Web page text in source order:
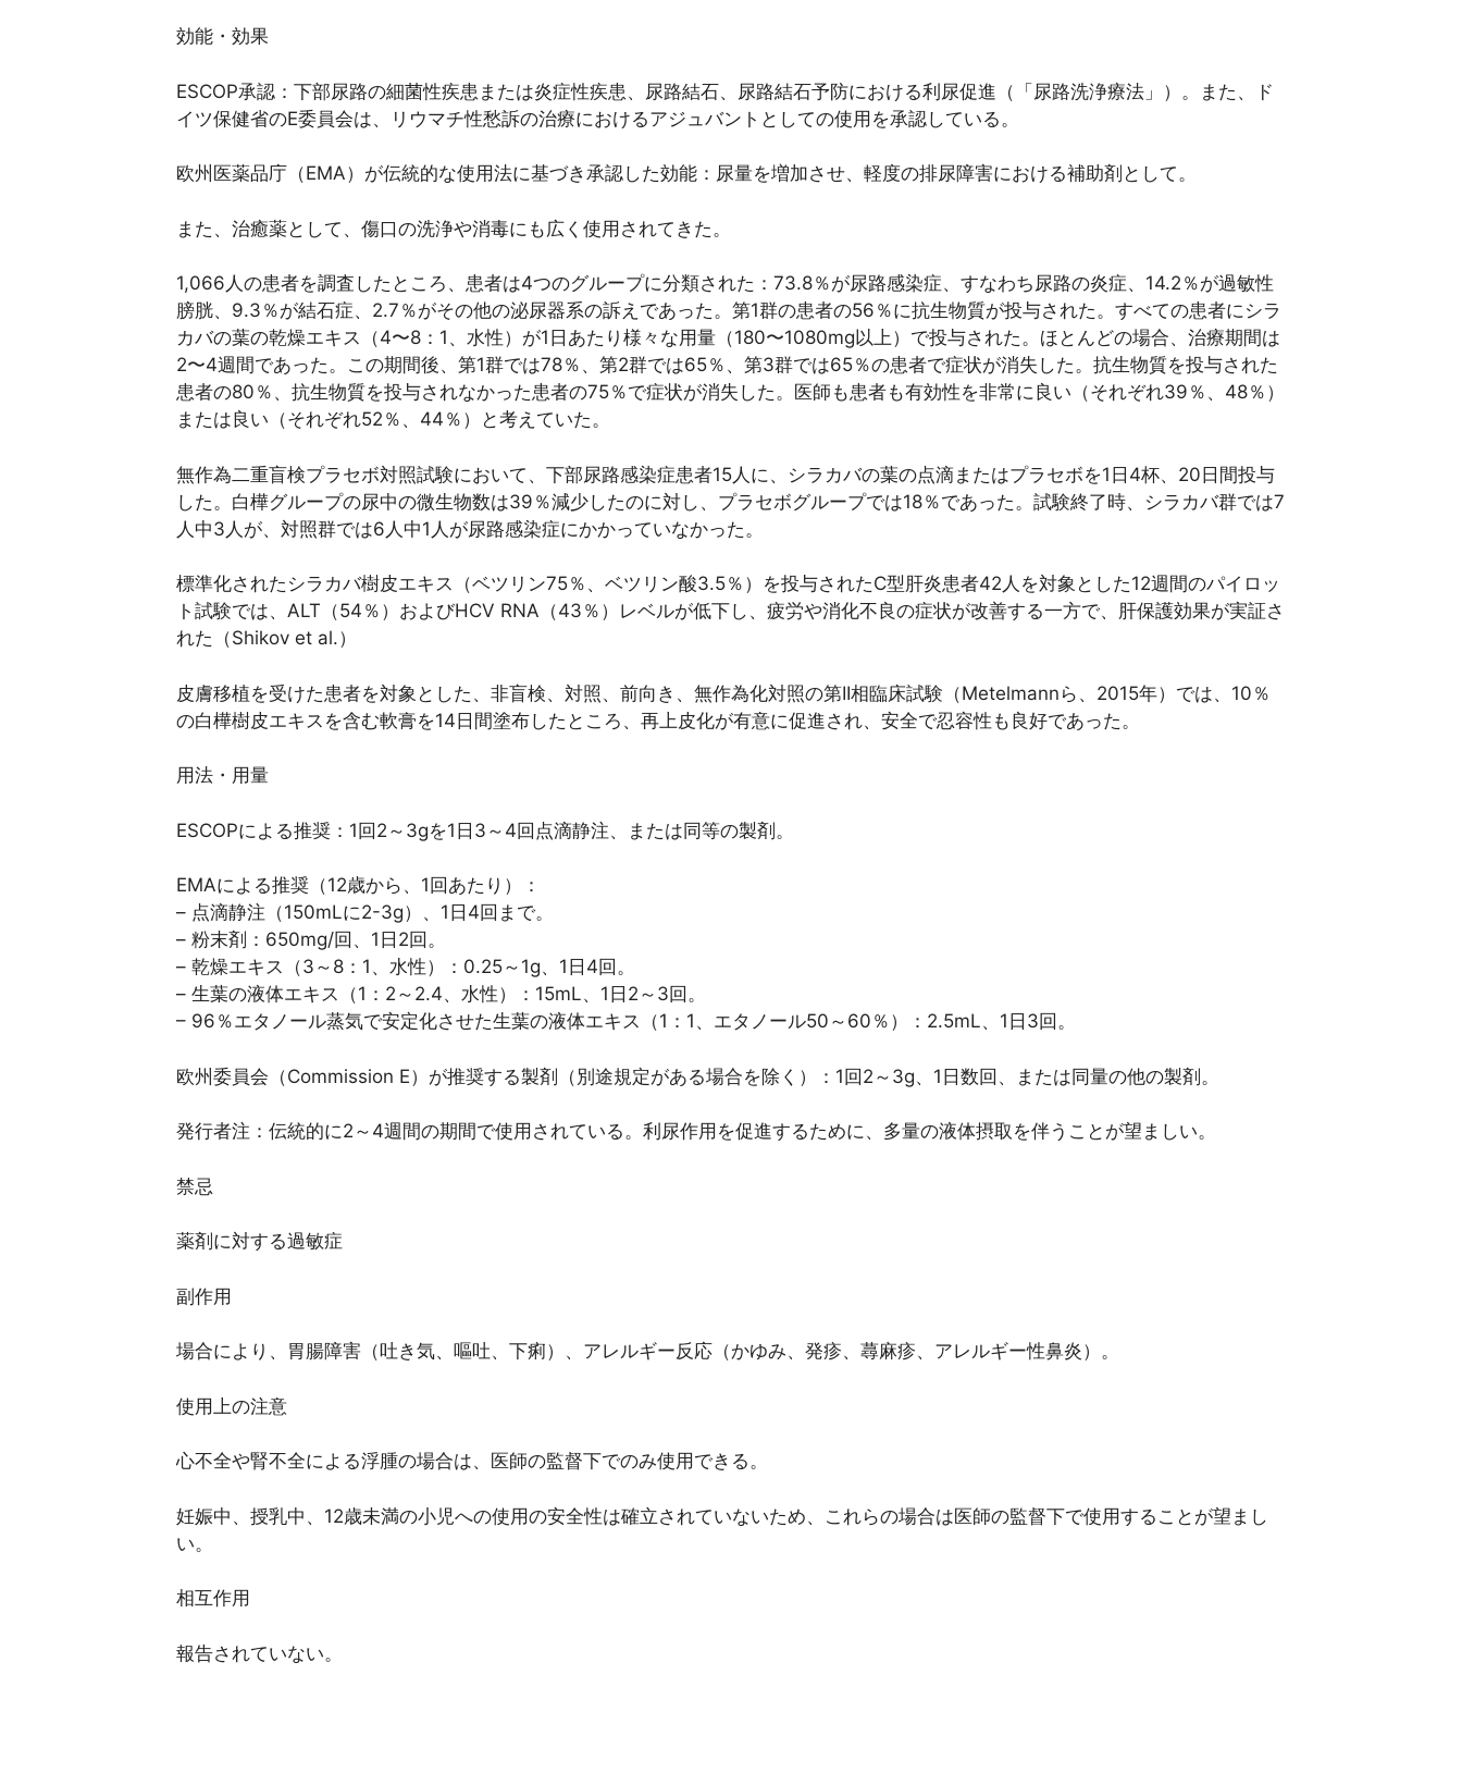
効能・効果
ESCOP承認：下部尿路の細菌性疾患または炎症性疾患、尿路結石、尿路結石予防における利尿促進（「尿路洗浄療法」）。また、ド
イツ保健省のE委員会は、リウマチ性愁訴の治療におけるアジュバントとしての使用を承認している。
欧州医薬品庁（EMA）が伝統的な使用法に基づき承認した効能：尿量を増加させ、軽度の排尿障害における補助剤として。
また、治癒薬として、傷口の洗浄や消毒にも広く使用されてきた。
1,066人の患者を調査したところ、患者は4つのグループに分類された：73.8％が尿路感染症、すなわち尿路の炎症、14.2％が過敏性
膀胱、9.3％が結石症、2.7％がその他の泌尿器系の訴えであった。第1群の患者の56％に抗生物質が投与された。すべての患者にシラ
カバの葉の乾燥エキス（4〜8：1、水性）が1日あたり様々な用量（180〜1080mg以上）で投与された。ほとんどの場合、治療期間は
2〜4週間であった。この期間後、第1群では78％、第2群では65％、第3群では65％の患者で症状が消失した。抗生物質を投与された
患者の80％、抗生物質を投与されなかった患者の75％で症状が消失した。医師も患者も有効性を非常に良い（それぞれ39％、48％）
または良い（それぞれ52％、44％）と考えていた。
無作為二重盲検プラセボ対照試験において、下部尿路感染症患者15人に、シラカバの葉の点滴またはプラセボを1日4杯、20日間投与
した。白樺グループの尿中の微生物数は39％減少したのに対し、プラセボグループでは18％であった。試験終了時、シラカバ群では7
人中3人が、対照群では6人中1人が尿路感染症にかかっていなかった。
標準化されたシラカバ樹皮エキス（ベツリン75％、ベツリン酸3.5％）を投与されたC型肝炎患者42人を対象とした12週間のパイロッ
ト試験では、ALT（54％）およびHCV RNA（43％）レベルが低下し、疲労や消化不良の症状が改善する一方で、肝保護効果が実証さ
れた（Shikov et al.）
皮膚移植を受けた患者を対象とした、非盲検、対照、前向き、無作為化対照の第II相臨床試験（Metelmannら、2015年）では、10％
の白樺樹皮エキスを含む軟膏を14日間塗布したところ、再上皮化が有意に促進され、安全で忍容性も良好であった。
用法・用量
ESCOPによる推奨：1回2～3gを1日3～4回点滴静注、または同等の製剤。
EMAによる推奨（12歳から、1回あたり）：
– 点滴静注（150mLに2-3g）、1日4回まで。
– 粉末剤：650mg/回、1日2回。
– 乾燥エキス（3～8：1、水性）：0.25～1g、1日4回。
– 生葉の液体エキス（1：2～2.4、水性）：15mL、1日2～3回。
– 96％エタノール蒸気で安定化させた生葉の液体エキス（1：1、エタノール50～60％）：2.5mL、1日3回。
欧州委員会（Commission E）が推奨する製剤（別途規定がある場合を除く）：1回2～3g、1日数回、または同量の他の製剤。
発行者注：伝統的に2～4週間の期間で使用されている。利尿作用を促進するために、多量の液体摂取を伴うことが望ましい。
禁忌
薬剤に対する過敏症
副作用
場合により、胃腸障害（吐き気、嘔吐、下痢）、アレルギー反応（かゆみ、発疹、蕁麻疹、アレルギー性鼻炎）。
使用上の注意
心不全や腎不全による浮腫の場合は、医師の監督下でのみ使用できる。
妊娠中、授乳中、12歳未満の小児への使用の安全性は確立されていないため、これらの場合は医師の監督下で使用することが望まし
い。
相互作用
報告されていない。